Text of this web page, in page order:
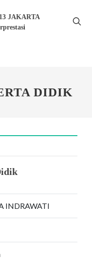
JAKARTA
DIDIK
INDRAWATI